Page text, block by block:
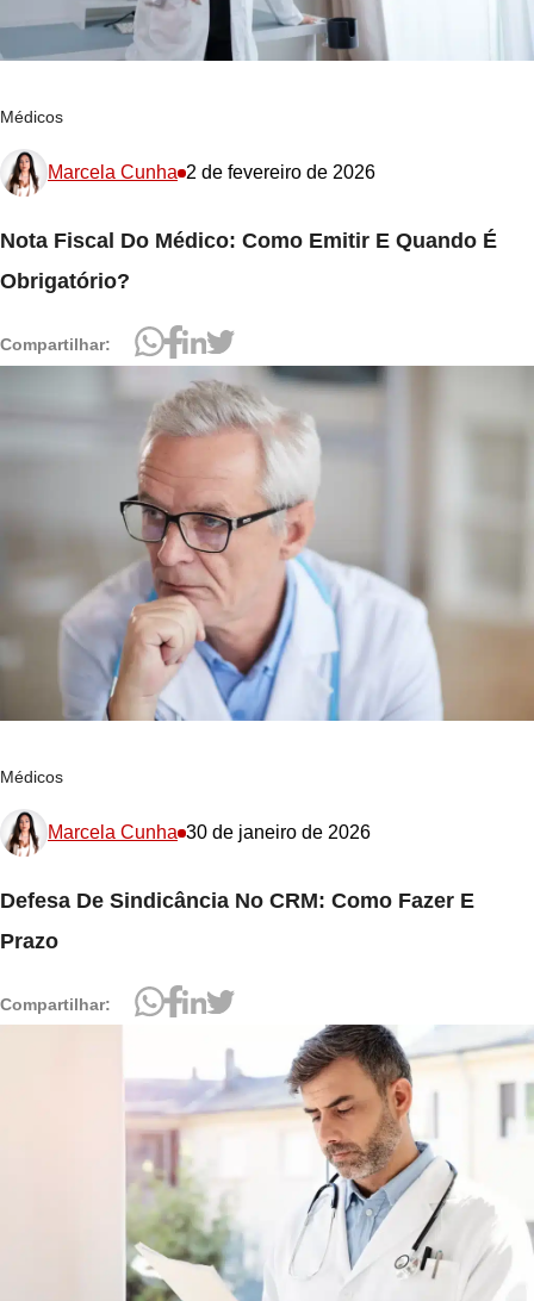
Médicos
Marcela Cunha 2 de fevereiro de 2026
Nota Fiscal Do Médico: Como Emitir E Quando É
Obrigatório?
Compartilhar:
Médicos
Marcela Cunha 30 de janeiro de 2026
Defesa De Sindicância No CRM: Como Fazer E
Prazo
Compartilhar: